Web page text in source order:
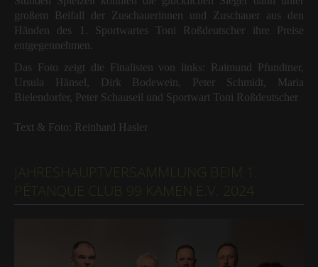
großem Beifall der Zuschauerinnen und Zuschauer aus den
Händen des 1. Sportwartes Toni Roßdeutscher ihre Preise
entgegennehmen.
Das Foto zeigt die Finalisten von links: Raimund Pfundtner,
Ursula Hänsel, Dirk Bodewein, Peter Schmidt, Maria
Bielendorfer, Peter Schauseil und Sportwart Toni Roßdeutscher
Text & Foto: Reinhard Hasler